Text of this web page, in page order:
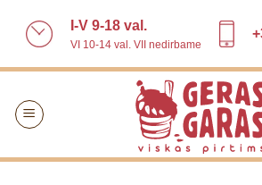
I-V 9-18 val.
VI 10-14 val. VII nedirbame